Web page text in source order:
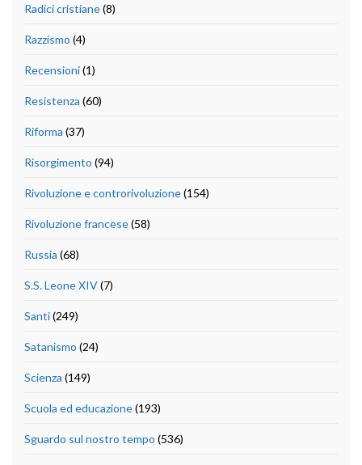
Radici cristiane(8)
Razzismo (4)
Recensioni(1)
Resistenza (60)
Riforma (37)
Risorgimento (94)
Rivoluzione e controrivoluzione(154)
Rivoluzione francese(58)
Russia (68)
S.S. Leone XIV(7)
Santi(249)
Satanismo (24)
Scienza (149)
Scuola ed educazione(193)
Sguardo sul nostro tempo (536)